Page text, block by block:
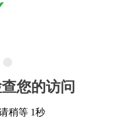
您的访问
稍等 1秒